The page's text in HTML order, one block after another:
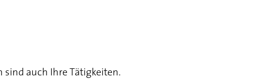
auch Ihre Tätigkeiten.